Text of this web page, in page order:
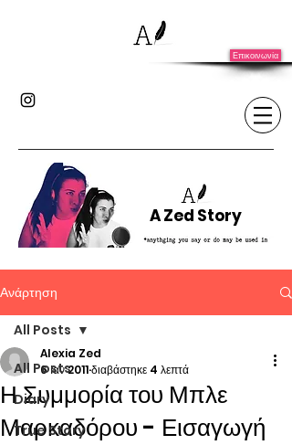
Επικοινωνία
A Zed Story
Ανάρτηση
All Posts
Diary
True Story
All Posts
Η Συμμορία του Μπλε
Μαρκαδόρου - Εισαγωγή
Alexia Zed
6 Ιαν 2011διαβάστηκε 4 λεπτά